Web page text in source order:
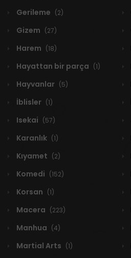
Gerileme (2)
Gizem (27)
Harem (18)
Hayattan bir parça (1)
Hayvanlar (5)
İblisler (1)
Isekai (57)
Karanlık (1)
Kıyamet (2)
Komedi (152)
Korsan (1)
Macera (223)
Manhua (4)
Martial Arts (1)